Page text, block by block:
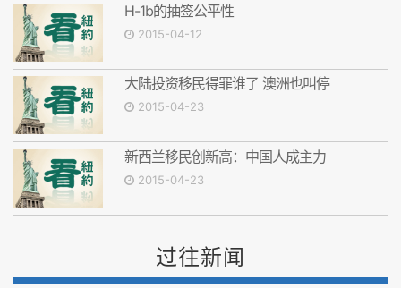
H-1b的抽签公平性
2015-04-12
大陆投资移民得罪谁了 澳洲也叫停
2015-04-23
新西兰移民创新高：中国人成主力
2015-04-23
过往新闻